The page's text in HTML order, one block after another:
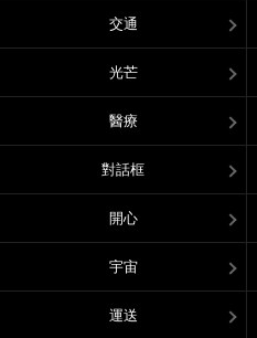
交通
光芒
醫療
對話框
開心
宇宙
運送